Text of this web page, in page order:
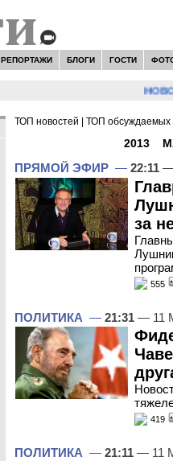
РЕПОРТАЖИ БЛОГИ ГОСТИ
НОВОСТИ:
ТОП новостей ТОП обсуждаемых
2013
ПРЯМОЙ ЭФИР — 22:11 —
за
555
ПОЛИТИКА — 21:31 — 11
419
ПОЛИТИКА — 21:11 — 11